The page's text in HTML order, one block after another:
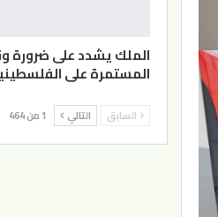
الملك يشدد على ضرورة
المستمرة على
السابق التالي 1 من 464